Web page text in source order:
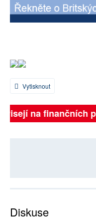
SOCIÁLNÍ SÍTĚ
PLNÁ VERZE STRÁNEK
Vytisknout
na finančních
Diskuse